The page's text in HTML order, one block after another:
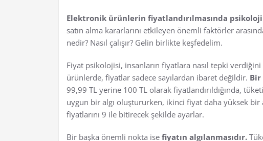
Elektronik ürünlerin fiyatlandırılmasında
satın alma kararlarını etkileyen önemli faktörler
nedir? Nasıl çalışır? Gelin birlikte keşfedelim.
Fiyat psikolojisi, insanların fiyatlara nasıl tepki
ürünlerde, fiyatlar sadece sayılardan ibaret değildir. Bir
99,99 TL yerine 100 TL olarak fiyatlandırıldığında,
uygun bir algı oluştururken, ikinci fiyat daha yüksek
fiyatlarını 9 ile bitirecek şekilde ayarlar.
Bir başka önemli nokta ise fiyatın algılanmasıdır.